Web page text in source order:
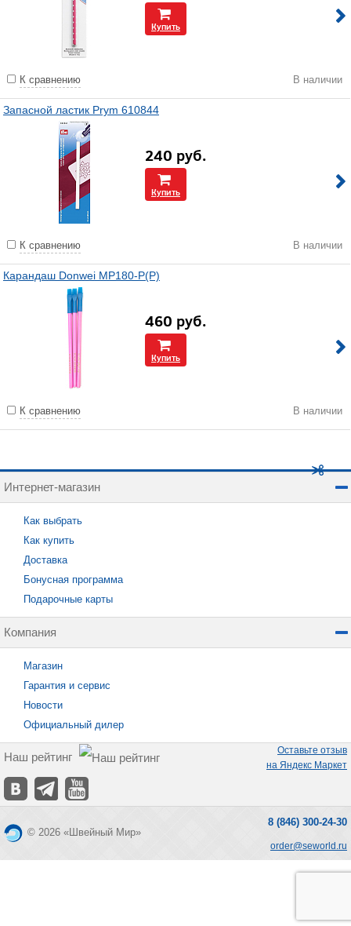
Купить
К сравнению В наличии
Запасной ластик Prym 610844
240 руб.
Купить
К сравнению В наличии
Карандаш Donwei MP180-P(Р)
460 руб.
Купить
К сравнению В наличии
Интернет-магазин
Как выбрать
Как купить
Доставка
Бонусная программа
Подарочные карты
Компания
Магазин
Гарантия и сервис
Новости
Официальный дилер
Наш рейтинг
Оставьте отзыв
на Яндекс Маркет
© 2026 «Швейный Мир»
8 (846) 300-24-30
order@seworld.ru